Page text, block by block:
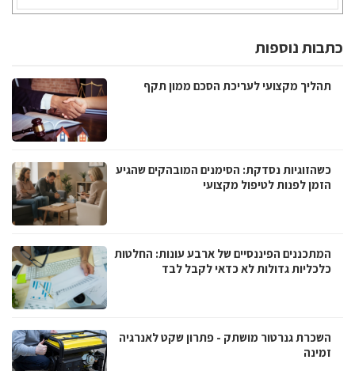
כתבות נוספות
תהליך מקצועי לעריכת הסכם ממון תקף
כשהזוגיות נסדקת: הסימנים המובהקים שהגיע
הזמן לפנות לטיפול מקצועי
המתכננים הפיננסיים של ארבע עונות: החלטות
כלכליות גדולות לא כדאי לקבל לבד
השכרת גנרטור מושתק - פתרון שקט לאנרגיה
זמינה